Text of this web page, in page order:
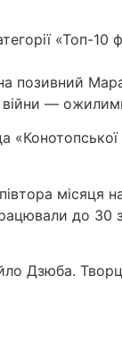
«Топ-10
позивний
війни —
місяця
до 30
Дзюба.